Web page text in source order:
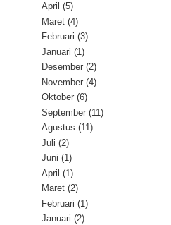
April (5)
Maret (4)
Februari (3)
Januari (1)
Desember (2)
November (4)
Oktober (6)
September (11)
Agustus (11)
Juli (2)
Juni (1)
April (1)
Maret (2)
Februari (1)
Januari (2)